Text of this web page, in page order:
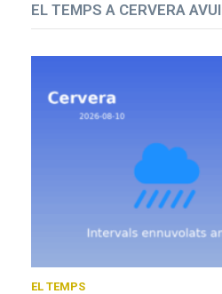
EL TEMPS A CERVERA AVUI
EL TEMPS